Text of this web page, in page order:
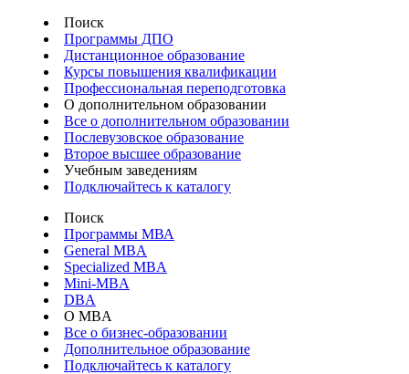
Поиск
Программы ДПО
Дистанционное образование
Курсы повышения квалификации
Профессиональная переподготовка
О дополнительном образовании
Все о дополнительном образовании
Послевузовское образование
Второе высшее образование
Учебным заведениям
Подключайтесь к каталогу
Поиск
Программы МВА
General MBA
Specialized MBA
Mini-MBA
DBA
О MBA
Все о бизнес-образовании
Дополнительное образование
Подключайтесь к каталогу